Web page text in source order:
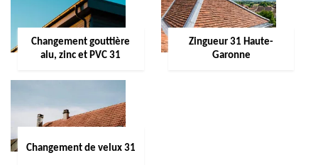
Changement gouttière
alu, zinc et PVC 31
Zingueur 31 Haute-
Garonne
Changement de velux 31